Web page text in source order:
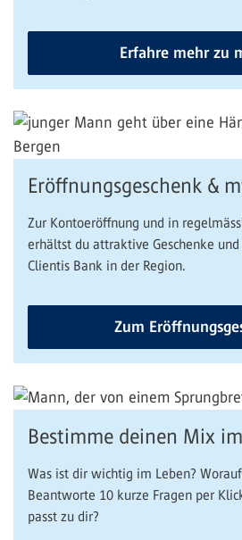
Erfahre mehr zu
Eröffnungsgeschenk &
Zur Kontoeröffnung und in
erhältst du attraktive Geschenke
Clientis Bank in der Region.
Zum
Bestimme deinen Mix
Was ist dir wichtig im Leben?
Beantworte 10 kurze Fragen per
passt zu dir?